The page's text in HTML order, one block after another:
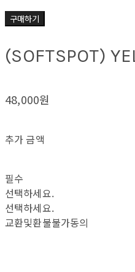
구매하기
(SOFTSPOT)
48,000원
추가 금액
필수
선택하세요.
선택하세요.
교환및환불불가동의